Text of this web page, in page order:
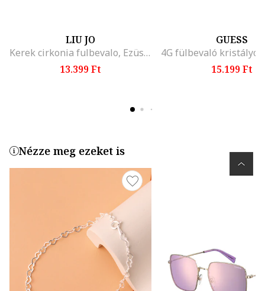
LIU JO
Kerek cirkonia fulbevalo, Ezüstszín
13.399 Ft
GUESS
15.199 Ft
Nézze meg ezeket is